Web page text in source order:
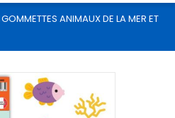
ANIMAUX DE LA MER ET